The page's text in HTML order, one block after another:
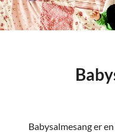
Babysalmesang er